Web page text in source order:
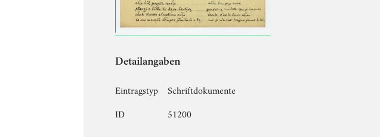
Detailangaben
Eintragstyp
Schriftdokumente
ID
51200